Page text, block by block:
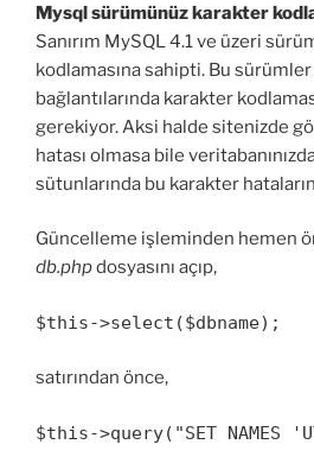
Mysql sürümünüz karakter
Sanırım MySQL 4.1 ve üzeri
kodlamasına sahipti. Bu
bağlantılarında karakter
gerekiyor. Aksi halde sitenizde
hatası olmasa bile
sütunlarında bu karakter
Güncelleme işleminden hemen
db.phpdosyasını açıp,
$this->select($dbname);
satırından önce,
$this->query("SET NAMES